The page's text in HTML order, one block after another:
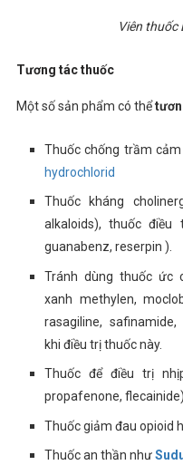
Viên thuốc
Tương tác thuốc
Một số sản phẩm có thể
Thuốc chống trầm
hydrochlorid
Thuốc kháng
alkaloids), thuốc
guanabenz, reserpin ).
Tránh dùng thuốc ức
xanh methylen,
rasagiline,
khi điều trị thuốc này.
Thuốc để điều trị
propafenone,
Thuốc giảm đau opioid
Thuốc an thần như